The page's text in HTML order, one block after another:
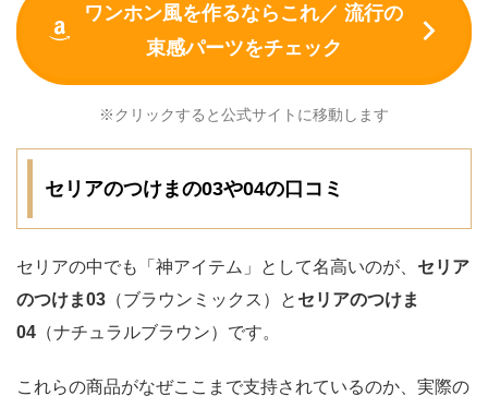
ワンホン風を作るならこれ／ 流行の
束感パーツをチェック
※クリックすると公式サイトに移動します
セリアのつけまの03や04の口コミ
セリアの中でも「神アイテム」として名高いのが、 セリア
のつけま03 （ブラウンミックス）と セリアのつけま
04 （ナチュラルブラウン）です。
これらの商品がなぜここまで支持されているのか、実際の